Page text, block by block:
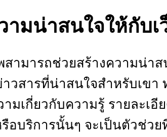
ามน่าสนใจให้กับเ
ามารถช่วยสร้างความน่า
วสารที่น่าสนใจสำหรับเข
ามเกี่ยวกับความรู้ รายละเ
บริการนั้นๆ จะเป็นตัวช่วย